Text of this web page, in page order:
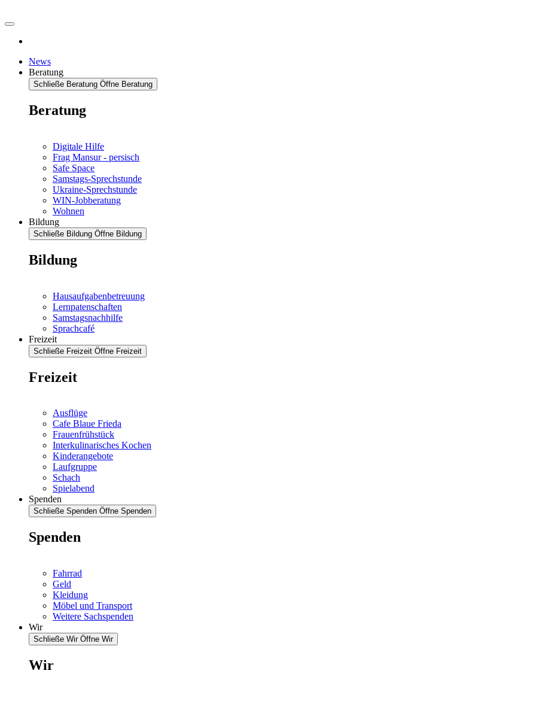
News
Beratung
Schließe Beratung Öffne Beratung
Beratung
Digitale Hilfe
Frag Mansur - persisch
Safe Space
Samstags-Sprechstunde
Ukraine-Sprechstunde
WIN-Jobberatung
Wohnen
Bildung
Schließe Bildung Öffne Bildung
Bildung
Hausaufgabenbetreuung
Lernpatenschaften
Samstagsnachhilfe
Sprachcafé
Freizeit
Schließe Freizeit Öffne Freizeit
Freizeit
Ausflüge
Cafe Blaue Frieda
Frauenfrühstück
Interkulinarisches Kochen
Kinderangebote
Laufgruppe
Schach
Spielabend
Spenden
Schließe Spenden Öffne Spenden
Spenden
Fahrrad
Geld
Kleidung
Möbel und Transport
Weitere Sachspenden
Wir
Schließe Wir Öffne Wir
Wir